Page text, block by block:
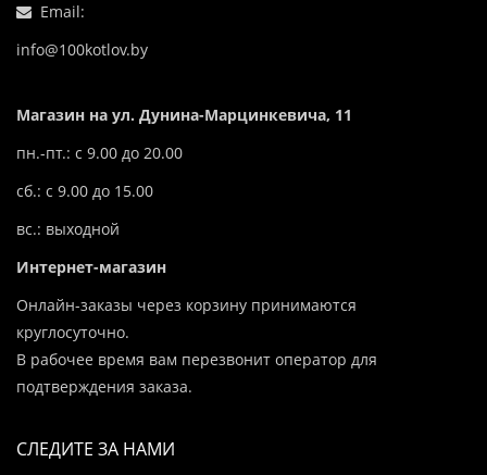
Email:
info@100kotlov.by
Магазин на ул. Дунина-Марцинкевича, 11
пн.-пт.: с 9.00 до 20.00
сб.: с 9.00 до 15.00
вс.: выходной
Интернет-магазин
Онлайн-заказы через корзину принимаются
круглосуточно.
В рабочее время вам перезвонит оператор для
подтверждения заказа.
СЛЕДИТЕ ЗА НАМИ